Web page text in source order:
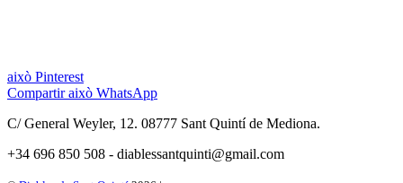
això Pinterest
Compartir això WhatsApp
C/ General Weyler, 12. 08777 Sant Quintí de Mediona.
+34 696 850 508 - diablessantquinti@gmail.com